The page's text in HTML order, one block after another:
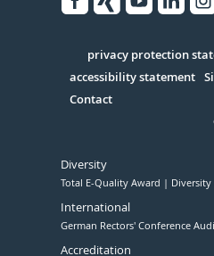
Serivce
privacy protection
accessibility statement
Contact
Diversity
Total E-Quality Award Diversity
International
German Rectors' Conference
Accreditation